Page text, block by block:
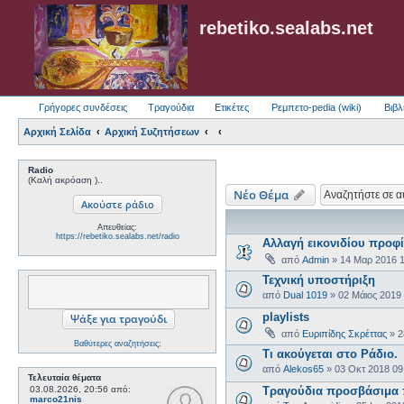
rebetiko.sealabs.net
Γρήγορες συνδέσεις Τραγούδια Ετικέτες Ρεμπετο-pedia (wiki)
Αρχική Σελίδα Αρχική Συζητήσεων
Radio
(Καλή ακρόαση )..
Απευθείας:
https://rebetiko.sealabs.net/radio
Βαθύτερες αναζητήσεις;
Τελευταία θέματα
03.08.2026, 20:56 από:
marco21nis
Νέο Θέμα
Αλλαγή εικονιδίου
από Admin » 14 Μαρ 2016
Τεχνική υποστήριξη
από Dual 1019 » 02 Μάιος
playlists
από Ευριπίδης Σκρέττας »
Τι ακούγεται στο Ράδιο.
από Alekos65 » 03 Οκτ 2018
Τραγούδια προσβάσιμα